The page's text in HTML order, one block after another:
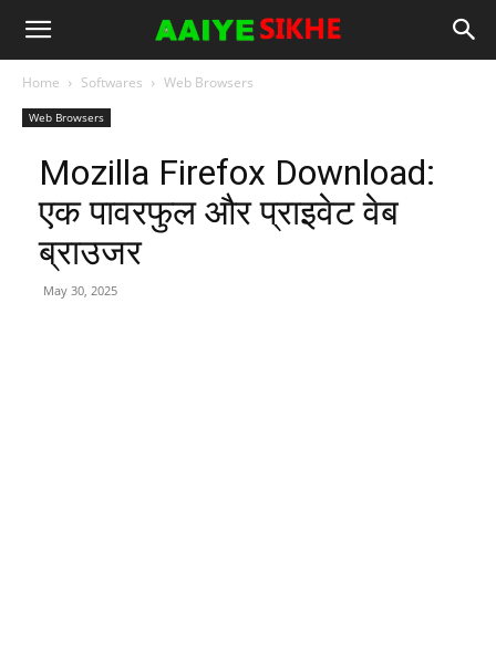
Home Softwares Web Browsers
Web Browsers
Mozilla Firefox Download:
एक पावरफुल और प्राइवेट वेब
ब्राउजर
May 30, 2025